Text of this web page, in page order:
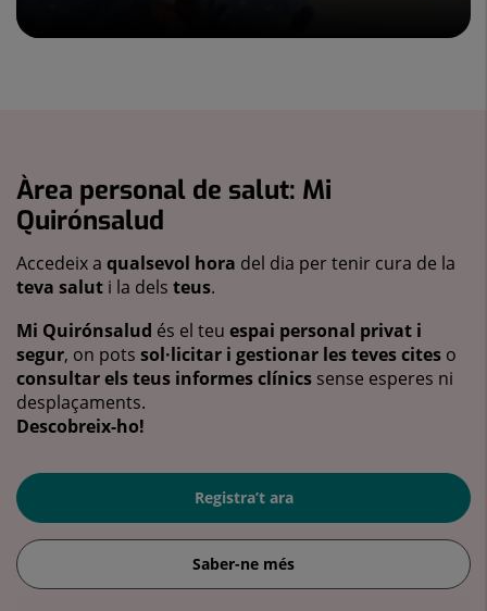
Àrea personal de salut: Mi
Quirónsalud
Accedeix a qualsevol hora del dia per tenir cura de la
teva salut i la dels teus.
Mi Quirónsalud és el teu espai personal privat i
segur, on pots sol·licitar i gestionar les teves cites o
consultar els teus informes clínics sense esperes ni
desplaçaments.
Descobreix-ho!
Registra’t ara
Saber-ne més